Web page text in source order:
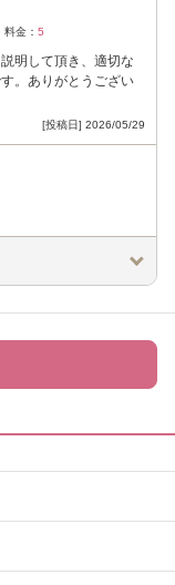
料金： 5
明して頂き、適切な
。ありがとうござい
[投稿日] 2026/05/29